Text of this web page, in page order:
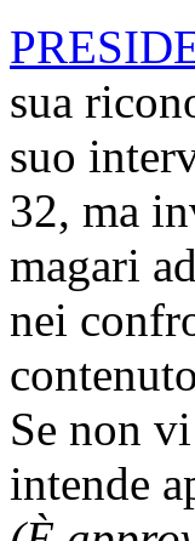
sua
suo
32, ma
magari
nei
Se non
intende